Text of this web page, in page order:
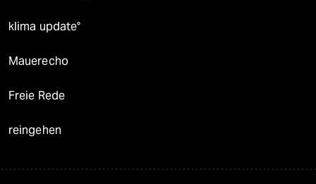
klima update°
Mauerecho
Freie Rede
reingehen